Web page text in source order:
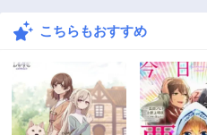
第10.1話
第9.1話
2ヶ月前
第8.1話
こちらもおすすめ